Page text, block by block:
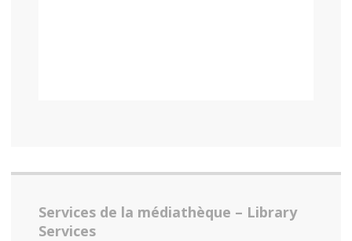
Services de la médiathèque – Library
Services